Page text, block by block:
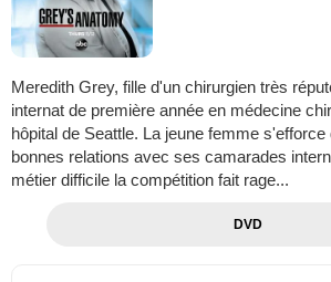
Meredith Grey, fille d'un chirurgien très
internat de première année en médecine
hôpital de Seattle. La jeune femme s'efforce
bonnes relations avec ses camarades
métier difficile la compétition fait rage...
DVD